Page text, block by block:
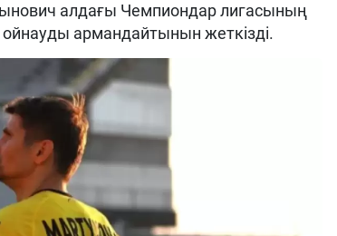
алдағы Чемпиондар лигасының
армандайтынын жеткізді.